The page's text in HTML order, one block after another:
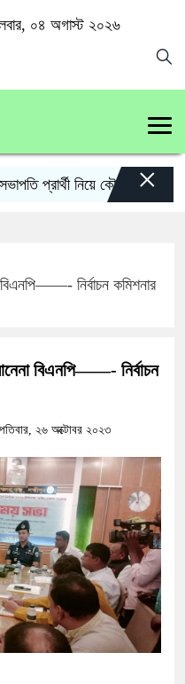
০৪ অগাস্ট ২০২৬
প্রার্থী নিয়ে কৌতূহল ×
বিএনপি——- নির্বাচন কমিশনার
বিএনপি——- নির্বাচন
২৬ অক্টোবর ২০২৩